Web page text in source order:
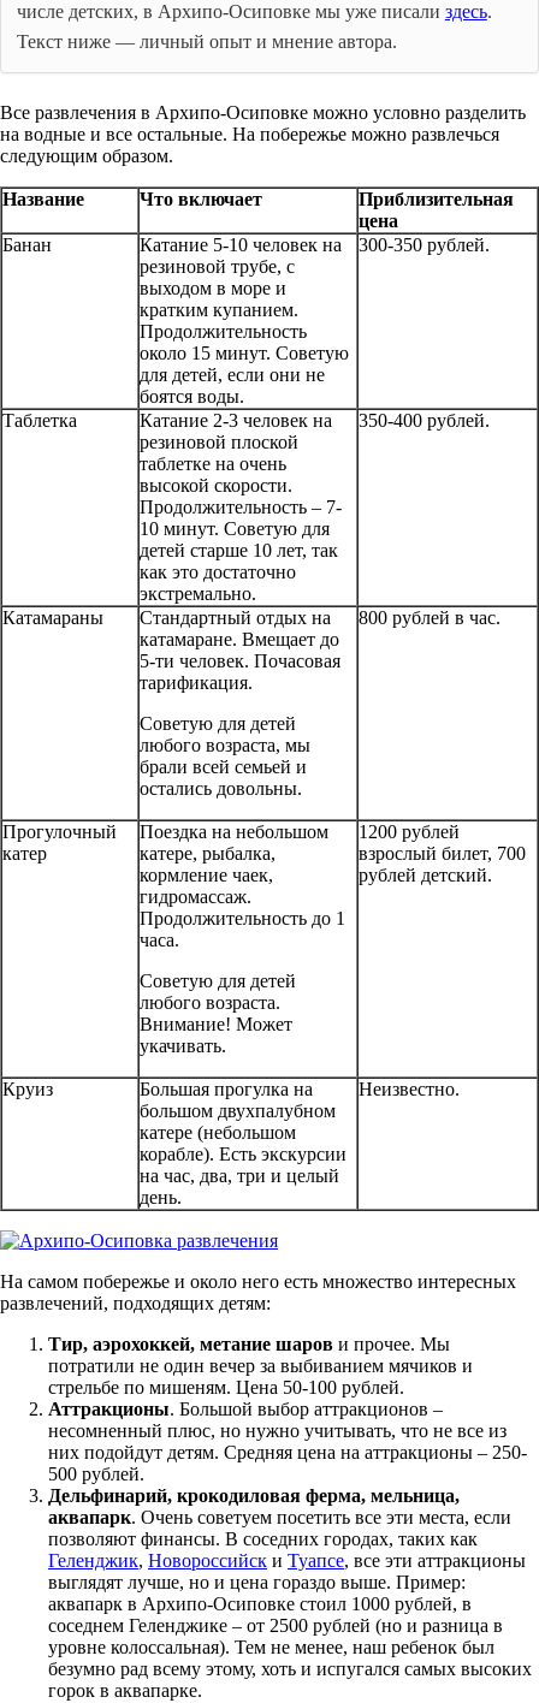
числе детских, в Архипо-Осиповке мы уже писали здесь.
Текст ниже — личный опыт и мнение автора.
Все развлечения в Архипо-Осиповке можно условно разделить
на водные и все остальные. На побережье можно развлечься
следующим образом.
Название Что включает
Приблизительная
цена
Банан
Катание 5-10 человек на
резиновой трубе, с
выходом в море и
кратким купанием.
Продолжительность
около 15 минут. Советую
для детей, если они не
боятся воды.
300-350 рублей.
Таблетка
Катание 2-3 человек на
резиновой плоской
таблетке на очень
высокой скорости.
Продолжительность – 7-
10 минут. Советую для
детей старше 10 лет, так
как это достаточно
экстремально.
350-400 рублей.
Катамараны
Стандартный отдых на
катамаране. Вмещает до
5-ти человек. Почасовая
тарификация.
Советую для детей
любого возраста, мы
брали всей семьей и
остались довольны.
800 рублей в час.
Прогулочный
катер
Поездка на небольшом
катере, рыбалка,
кормление чаек,
гидромассаж.
Продолжительность до 1
часа.
Советую для детей
любого возраста.
Внимание! Может
укачивать.
1200 рублей
взрослый билет, 700
рублей детский.
Круиз
Большая прогулка на
большом двухпалубном
катере (небольшом
корабле). Есть экскурсии
на час, два, три и целый
день.
Неизвестно.
На самом побережье и около него есть множество интересных
развлечений, подходящих детям:
Тир, аэрохоккей, метание шаров и прочее. Мы
потратили не один вечер за выбиванием мячиков и
стрельбе по мишеням. Цена 50-100 рублей.
Аттракционы. Большой выбор аттракционов –
несомненный плюс, но нужно учитывать, что не все из
них подойдут детям. Средняя цена на аттракционы – 250-
500 рублей.
Дельфинарий, крокодиловая ферма, мельница,
аквапарк. Очень советуем посетить все эти места, если
позволяют финансы. В соседних городах, таких как
Геленджик, Новороссийск и Туапсе, все эти аттракционы
выглядят лучше, но и цена гораздо выше. Пример:
аквапарк в Архипо-Осиповке стоил 1000 рублей, в
соседнем Геленджике – от 2500 рублей (но и разница в
уровне колоссальная). Тем не менее, наш ребенок был
безумно рад всему этому, хоть и испугался самых высоких
горок в аквапарке.